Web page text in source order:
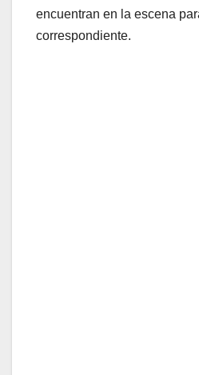
encuentran en la escena
correspondiente.